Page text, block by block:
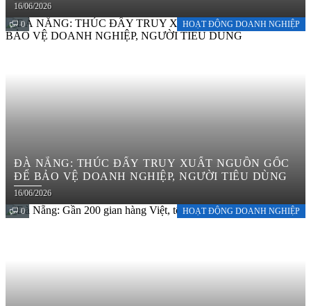
16/06/2026
0
HOẠT ĐỘNG DOANH NGHIỆP
ĐÀ NẴNG: THÚC ĐẨY TRUY XUẤT NGUỒN GỐC
ĐỂ BẢO VỆ DOANH NGHIỆP, NGƯỜI TIÊU DÙNG
16/06/2026
0
HOẠT ĐỘNG DOANH NGHIỆP